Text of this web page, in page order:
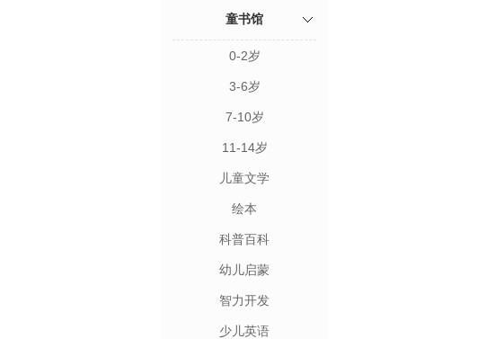
童书馆
0-2岁
3-6岁
7-10岁
11-14岁
儿童文学
绘本
科普百科
幼儿启蒙
智力开发
少儿英语